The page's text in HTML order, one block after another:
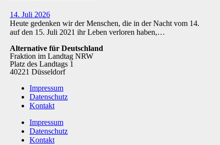
14. Juli 2026
Heute gedenken wir der Menschen, die in der Nacht vom 14.
auf den 15. Juli 2021 ihr Leben verloren haben,…
Alternative für Deutschland
Fraktion im Landtag NRW
Platz des Landtags 1
40221 Düsseldorf
Impressum
Datenschutz
Kontakt
Impressum
Datenschutz
Kontakt